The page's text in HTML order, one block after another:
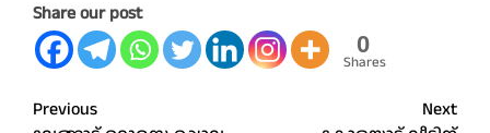
Share our post
0
Shares
Post
Previous
Next